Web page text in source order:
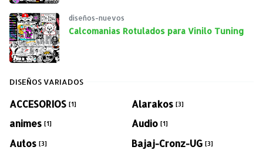
diseños-nuevos
Calcomanias Rotulados para Vinilo Tuning
DISEÑOS VARIADOS
ACCESORIOS [1] Alarakos [3]
animes [1] Audio [1]
Autos [3] Bajaj-Cronz-UG [3]